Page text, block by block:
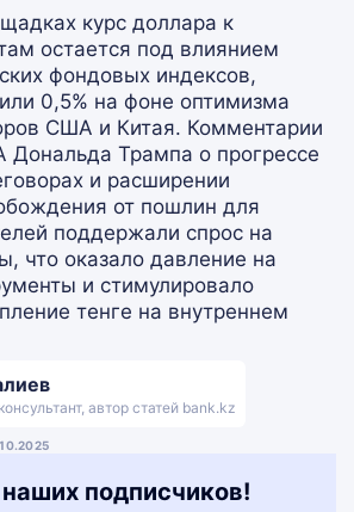
курс доллара к
остается под влиянием
фондовых индексов,
0,5% на фоне оптимизма
США и Китая. Комментарии
Дональда Трампа о прогрессе
и расширении
от пошлин для
поддержали спрос на
что оказало давление на
и стимулировало
тенге на внутреннем
автор статей bank.kz
подписчиков!